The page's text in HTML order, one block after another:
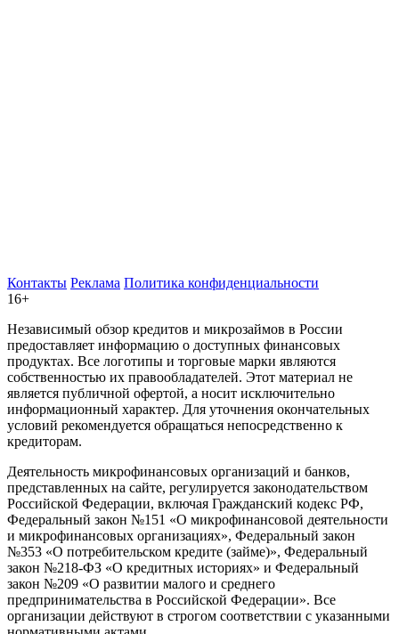
Контакты Реклама Политика конфиденциальности
16+
Независимый обзор кредитов и микрозаймов в России
предоставляет информацию о доступных финансовых
продуктах. Все логотипы и торговые марки являются
собственностью их правообладателей. Этот материал не
является публичной офертой, а носит исключительно
информационный характер. Для уточнения окончательных
условий рекомендуется обращаться непосредственно к
кредиторам.
Деятельность микрофинансовых организаций и банков,
представленных на сайте, регулируется законодательством
Российской Федерации, включая Гражданский кодекс РФ,
Федеральный закон №151 «О микрофинансовой деятельности
и микрофинансовых организациях», Федеральный закон
№353 «О потребительском кредите (займе)», Федеральный
закон №218-ФЗ «О кредитных историях» и Федеральный
закон №209 «О развитии малого и среднего
предпринимательства в Российской Федерации». Все
организации действуют в строгом соответствии с указанными